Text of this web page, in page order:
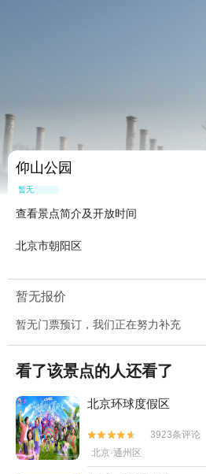
仰山公园
暂无点评
查看景点简介及开放时间
北京市朝阳区
暂无报价
暂无门票预订，我们正在努力补充
看了该景点的人还看了
北京环球度假区


3923条评论
北京·通州区